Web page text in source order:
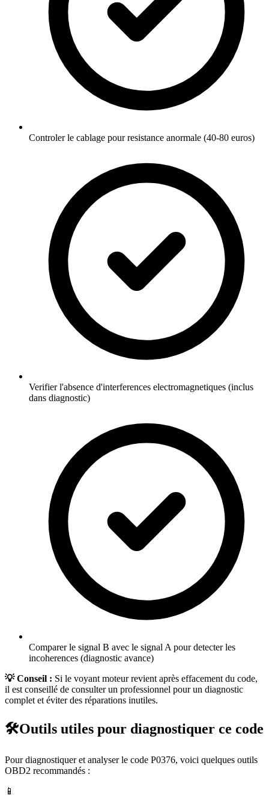
Controler le cablage pour resistance anormale (40-80 euros)
Verifier l'absence d'interferences electromagnetiques (inclus
dans diagnostic)
Comparer le signal B avec le signal A pour detecter les
incoherences (diagnostic avance)
💡 Conseil : Si le voyant moteur revient après effacement du code,
il est conseillé de consulter un professionnel pour un diagnostic
complet et éviter des réparations inutiles.
🛠️Outils utiles pour diagnostiquer ce code
Pour diagnostiquer et analyser le code P0376, voici quelques outils
OBD2 recommandés :
📱